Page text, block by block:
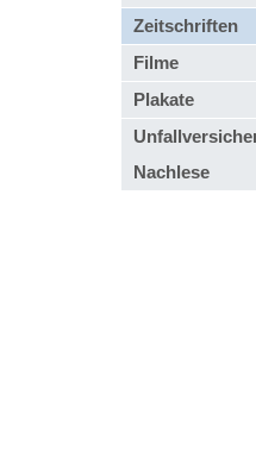
Zeitschriften
Filme
Plakate
Nachlese